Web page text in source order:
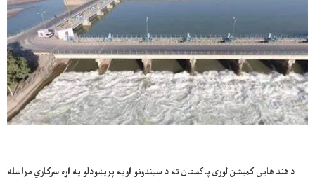
د هند هایی کمیشن لوری پاکستان ته د سیندونو اوبه پریښودلو په اړه سرکاري مراسله